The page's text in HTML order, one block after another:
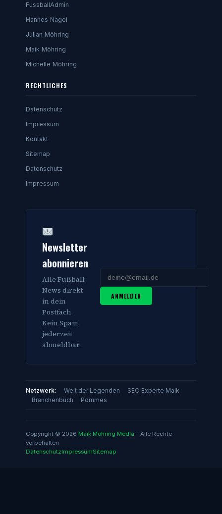
FussballAdmin
Hannes Nagel
Julian Möhring
Maik Möhring
Michelle Möhring
RECHTLICHES
Datenschutz
Impressum
Kontakt
Sitemap
Datenschutz
Impressum
Newsletter
abonnieren
Alle Fußball-
News direkt
in dein
Postfach.
Kein Spam,
jederzeit
abmeldbar.
ANMELDEN
Netzwerk: Welt der Legenden
SEO Experte Maik
Branchenbuch
Pommes
Copyright © 2026 Maik Möhring Media – Alle Rechte
vorbehalten
DatenschutzImpressumSitemap